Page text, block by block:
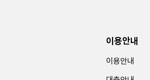
이용안내
이용안내